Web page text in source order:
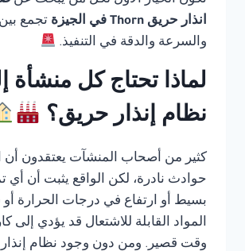
انذار حريق Thorn في الجيزة
تجمع
والسرعة والدقة في التنفيذ.
لماذا تحتاج كل منشأة
نظام إنذار حريق؟
كثير من أصحاب المنشآت يعتقدون أن
حوادث نادرة، لكن الواقع يثبت أن أي
بسيط أو ارتفاع في درجات الحرارة
المواد القابلة للاشتعال قد يؤدي إلى
وقت قصير. ومن دون وجود نظام